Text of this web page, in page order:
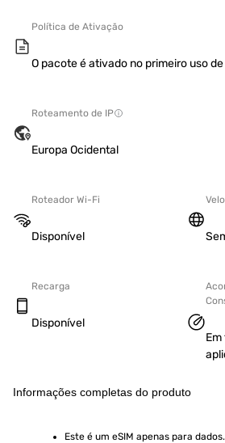
Política de Ativação
O pacote é ativado no primeiro uso
Roteamento de IP
Europa Ocidental
Roteador Wi-Fi
Disponível
Recarga
Disponível
Informações completas do produto
Este é um eSIM apenas para